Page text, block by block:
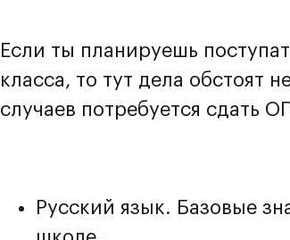
Если ты планируешь
класса, то тут дела обстоят
случаев потребуется сдать
Русский язык. Базовые